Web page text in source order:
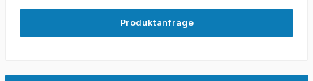
Produktanfrage